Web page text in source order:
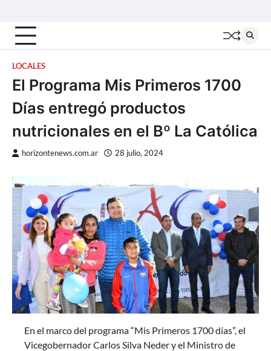
content
LOCALES
El Programa Mis Primeros 1700
Días entregó productos
nutricionales en el Bº La Católica
horizontenews.com.ar 28 julio, 2024
En el marco del programa “Mis Primeros 1700 días”, el
Vicegobernador Carlos Silva Neder y el Ministro de